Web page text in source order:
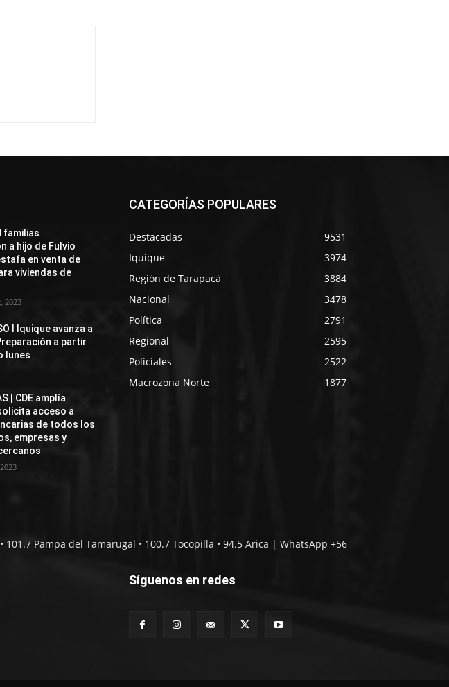
familias
a hijo de Fulvio
en venta de
viviendas de
2023
I Iquique avanza a
a partir
lunes
| CDE amplía
acceso a
de todos los
empresas y
CATEGORÍAS POPULARES
Destacadas
9531
Iquique
3974
Región de Tarapacá
3884
Nacional
3478
Política
2791
Regional
2595
Policiales
2522
Macrozona Norte
1877
Pampa del Tamarugal • 100.7 Tocopilla • 94.5 Arica | WhatsApp +56
Síguenos en redes